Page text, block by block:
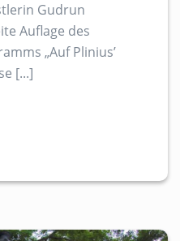
Gudrun
Auflage des
„Auf Plinius’
[...]